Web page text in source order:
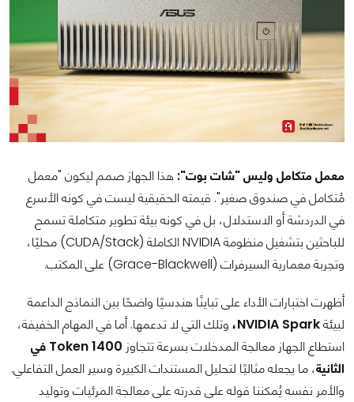
معمل متكامل وليس "شات بوت": هذا الجهاز صمم ليكون "معمل
مُتكامل في صندوق صغير". قيمته الحقيقية ليست في كونه الأسرع
في الدردشة أو الاستدلال، بل في كونه بيئة تطوير متكاملة تسمح
للباحثين بتشغيل منظومة NVIDIA الكاملة (CUDA/Stack) محليًا،
وتجربة معمارية السيرفرات (Grace-Blackwell) على المكتب.
أظهرت اختبارات الأداء على تباينًا هندسيًا واضحًا بين النماذج الداعمة
لبيئةNVIDIA Spark، وتلك التي لا تدعمها. أما في المهام الخفيفة،
استطاع الجهاز معالجة المدخلات بسرعة تتجاوز
1400 Token في
الثانية، ما يجعله مثاليًا لتحليل المستندات الكبيرة وسير العمل التفاعلي.
والأمر نفسه يُمكننا قوله على قدرته على معالجة المرئيات وتوليد